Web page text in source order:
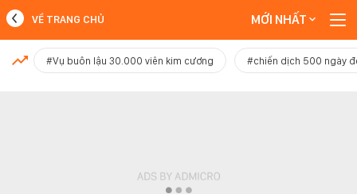
MỚI NHẤT
VỀ TRANG CHỦ MỚI NHẤT
#Vụ buôn lậu 30.000 viên kim cương #chiến dịch 500 ngày